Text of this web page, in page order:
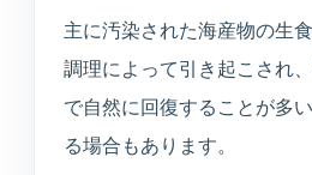
介護サービス・施設案内
介護サービスと施設案内の総合
主に汚染された海産物の生
調理によって引き起こされ
で自然に回復することが多
る場合もあります。